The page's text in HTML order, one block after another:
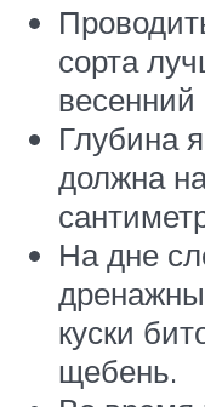
сорта
Глубина
должна
На дне
куски
щебень.